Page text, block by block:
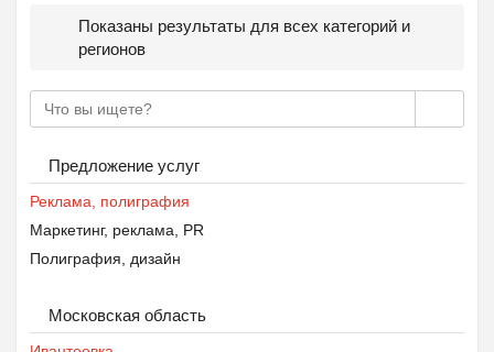
Показаны результаты для всех категорий и
регионов
Предложение услуг
Реклама, полиграфия
Маркетинг, реклама, PR
Полиграфия, дизайн
Московская область